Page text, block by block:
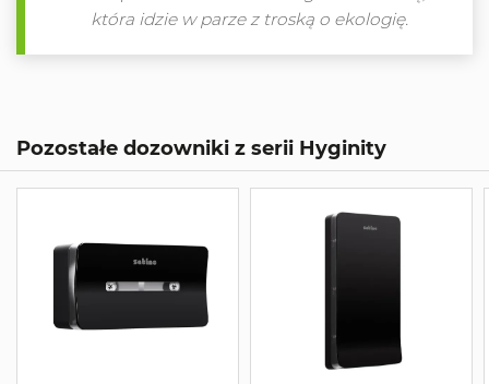
która idzie w parze z troską o ekologię.
Pozostałe dozowniki z serii Hyginity